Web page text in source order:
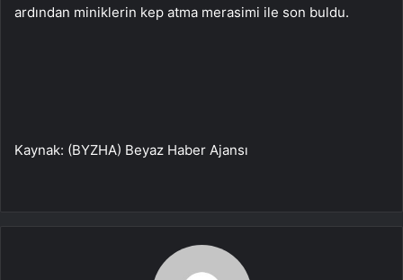
ardından miniklerin kep atma merasimi ile son buldu.
Kaynak: (BYZHA) Beyaz Haber Ajansı